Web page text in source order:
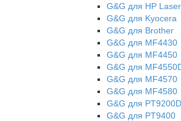
G&G для НР
G&G для Kyocera
G&G для Brother
G&G для MF4430
G&G для MF4450
G&G для
G&G для MF4570
G&G для MF4580
G&G для
G&G для PT9400